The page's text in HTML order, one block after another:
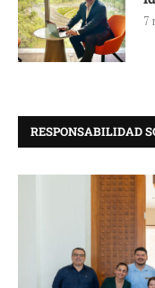
7
RESPONSABILIDAD